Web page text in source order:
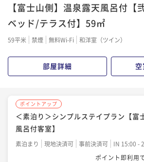
1泊2食付（夕・朝食）プラン－スタン
二食付き 現地決済可 事前決済可
ポイント即利用で
1泊2食付（夕・朝食）プラン－スペシ
二食付き 現地決済可 事前決済可
IN 15:00 -
【富士山側】温泉露天風呂付【
ベッド/テラス付】59㎡
59平米 禁煙 無料Wi-Fi 和洋室（ツイン）
部屋詳細
ポイントアップ
＜素泊り＞シンプルステイプラン【富
風呂付客室】
素泊まり 現地決済可 事前決済可
IN 15:00 -
ポイント即利用